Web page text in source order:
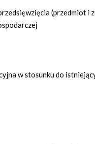
(przedmiot i
w stosunku do